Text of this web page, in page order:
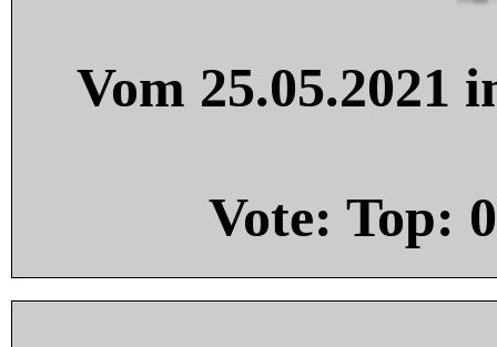
Vom 25.05.2021
Vote: Top: 0